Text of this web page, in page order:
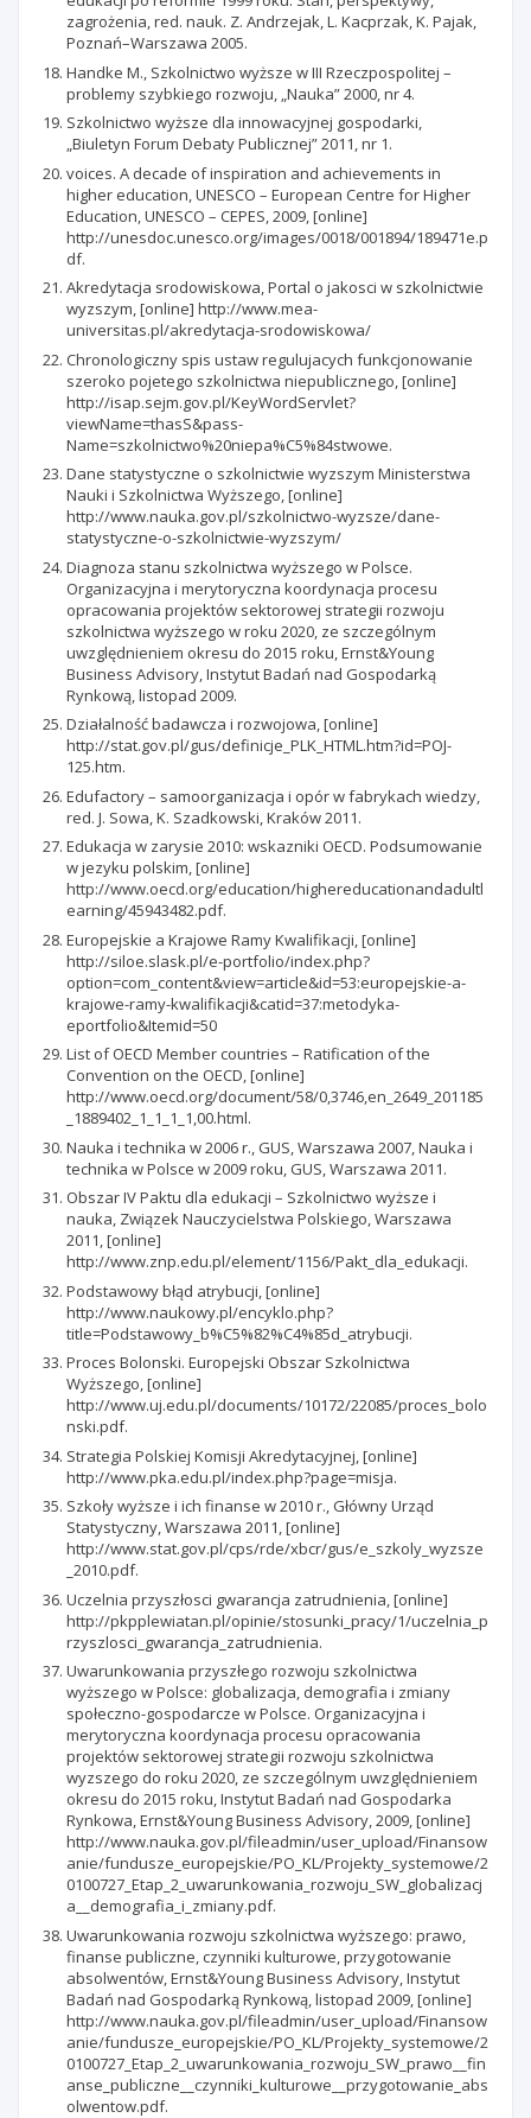
zagrożenia, red. nauk. Z. Andrzejak, L. Kacprzak, K. Pajak,
Poznań–Warszawa 2005.
Handke M., Szkolnictwo wyższe w III Rzeczpospolitej –
problemy szybkiego rozwoju, „Nauka” 2000, nr 4.
Szkolnictwo wyższe dla innowacyjnej gospodarki,
„Biuletyn Forum Debaty Publicznej” 2011, nr 1.
voices. A decade of inspiration and achievements in
higher education, UNESCO – European Centre for Higher
Education, UNESCO – CEPES, 2009, [online]
http://unesdoc.unesco.org/images/0018/001894/189471e.p
df.
Akredytacja srodowiskowa, Portal o jakosci w szkolnictwie
wyzszym, [online] http://www.mea-
universitas.pl/akredytacja-srodowiskowa/
Chronologiczny spis ustaw regulujacych funkcjonowanie
szeroko pojetego szkolnictwa niepublicznego, [online]
http://isap.sejm.gov.pl/KeyWordServlet?
viewName=thasS&pass-
Name=szkolnictwo%20niepa%C5%84stwowe.
Dane statystyczne o szkolnictwie wyzszym Ministerstwa
Nauki i Szkolnictwa Wyższego, [online]
http://www.nauka.gov.pl/szkolnictwo-wyzsze/dane-
statystyczne-o-szkolnictwie-wyzszym/
Diagnoza stanu szkolnictwa wyższego w Polsce.
Organizacyjna i merytoryczna koordynacja procesu
opracowania projektów sektorowej strategii rozwoju
szkolnictwa wyższego w roku 2020, ze szczególnym
uwzględnieniem okresu do 2015 roku, Ernst&Young
Business Advisory, Instytut Badań nad Gospodarką
Rynkową, listopad 2009.
Działalność badawcza i rozwojowa, [online]
http://stat.gov.pl/gus/definicje_PLK_HTML.htm?id=POJ-
125.htm.
Edufactory – samoorganizacja i opór w fabrykach wiedzy,
red. J. Sowa, K. Szadkowski, Kraków 2011.
Edukacja w zarysie 2010: wskazniki OECD. Podsumowanie
w jezyku polskim, [online]
http://www.oecd.org/education/highereducationandadultl
earning/45943482.pdf.
Europejskie a Krajowe Ramy Kwalifikacji, [online]
http://siloe.slask.pl/e-portfolio/index.php?
option=com_content&view=article&id=53:europejskie-a-
krajowe-ramy-kwalifikacji&catid=37:metodyka-
eportfolio&Itemid=50
List of OECD Member countries – Ratification of the
Convention on the OECD, [online]
http://www.oecd.org/document/58/0,3746,en_2649_201185
_1889402_1_1_1_1,00.html.
Nauka i technika w 2006 r., GUS, Warszawa 2007, Nauka i
technika w Polsce w 2009 roku, GUS, Warszawa 2011.
Obszar IV Paktu dla edukacji – Szkolnictwo wyższe i
nauka, Związek Nauczycielstwa Polskiego, Warszawa
2011, [online]
http://www.znp.edu.pl/element/1156/Pakt_dla_edukacji.
Podstawowy błąd atrybucji, [online]
http://www.naukowy.pl/encyklo.php?
title=Podstawowy_b%C5%82%C4%85d_atrybucji.
Proces Bolonski. Europejski Obszar Szkolnictwa
Wyższego, [online]
http://www.uj.edu.pl/documents/10172/22085/proces_bolo
nski.pdf.
Strategia Polskiej Komisji Akredytacyjnej, [online]
http://www.pka.edu.pl/index.php?page=misja.
Szkoły wyższe i ich finanse w 2010 r., Główny Urząd
Statystyczny, Warszawa 2011, [online]
http://www.stat.gov.pl/cps/rde/xbcr/gus/e_szkoly_wyzsze
_2010.pdf.
Uczelnia przyszłosci gwarancja zatrudnienia, [online]
http://pkpplewiatan.pl/opinie/stosunki_pracy/1/uczelnia_p
rzyszlosci_gwarancja_zatrudnienia.
Uwarunkowania przyszłego rozwoju szkolnictwa
wyższego w Polsce: globalizacja, demografia i zmiany
społeczno-gospodarcze w Polsce. Organizacyjna i
merytoryczna koordynacja procesu opracowania
projektów sektorowej strategii rozwoju szkolnictwa
wyzszego do roku 2020, ze szczególnym uwzględnieniem
okresu do 2015 roku, Instytut Badań nad Gospodarka
Rynkowa, Ernst&Young Business Advisory, 2009, [online]
http://www.nauka.gov.pl/fileadmin/user_upload/Finansow
anie/fundusze_europejskie/PO_KL/Projekty_systemowe/2
0100727_Etap_2_uwarunkowania_rozwoju_SW_globalizacj
a__demografia_i_zmiany.pdf.
Uwarunkowania rozwoju szkolnictwa wyższego: prawo,
finanse publiczne, czynniki kulturowe, przygotowanie
absolwentów, Ernst&Young Business Advisory, Instytut
Badań nad Gospodarką Rynkową, listopad 2009, [online]
http://www.nauka.gov.pl/fileadmin/user_upload/Finansow
anie/fundusze_europejskie/PO_KL/Projekty_systemowe/2
0100727_Etap_2_uwarunkowania_rozwoju_SW_prawo__fin
anse_publiczne__czynniki_kulturowe__przygotowanie_abs
olwentow.pdf.